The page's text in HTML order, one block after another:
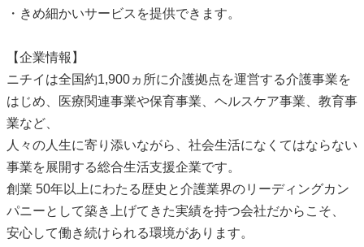
・きめ細かいサービスを提供できます。
【企業情報】
ニチイは全国約1,900ヵ所に介護拠点を運営する介護事業を
はじめ、医療関連事業や保育事業、ヘルスケア事業、教育事
業など、
人々の人生に寄り添いながら、社会生活になくてはならない
事業を展開する総合生活支援企業です。
創業 50年以上にわたる歴史と介護業界のリーディングカン
パニーとして築き上げてきた実績を持つ会社だからこそ、
安心して働き続けられる環境があります。